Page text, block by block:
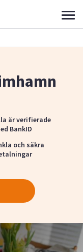
är verifierade
BankID
och säkra